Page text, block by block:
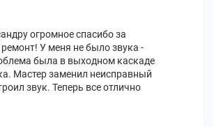
огромное спасибо за
У меня не было звука -
была в выходном каскаде
Мастер заменил неисправный
звук. Теперь все отлично